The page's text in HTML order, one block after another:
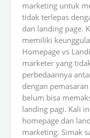
marketing untuk
tidak terlepas
dan landing page.
memiliki
Homepage vs
marketer yang
perbedaannya
dengan
belum bisa
landing pagi. Kali
homepage dan
marketing. Simak